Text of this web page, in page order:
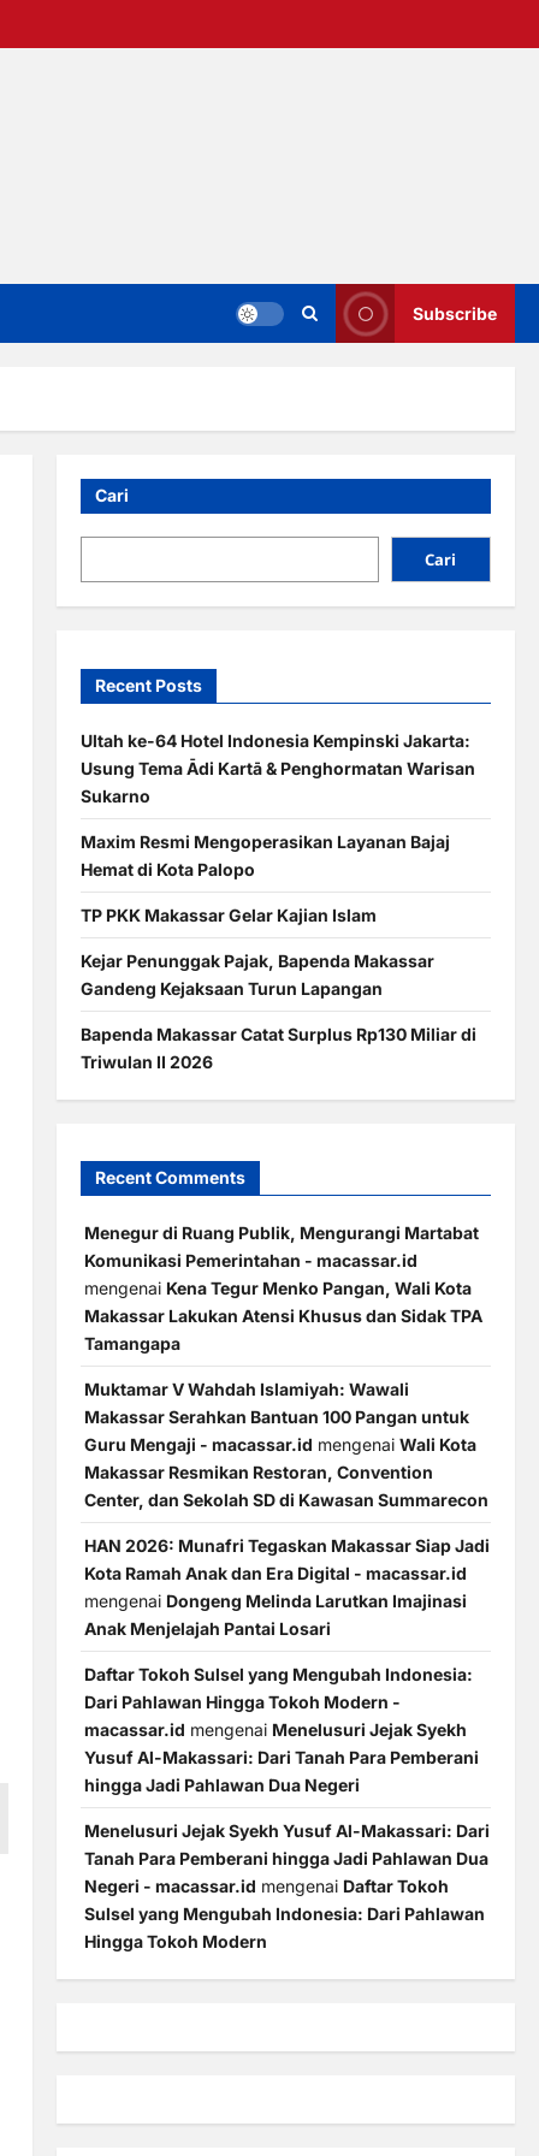
Subscribe
Cari
Cari
Recent Posts
Ultah ke-64 Hotel Indonesia Kempinski Jakarta:
Usung Tema Ādi Kartā & Penghormatan Warisan
Sukarno
Maxim Resmi Mengoperasikan Layanan Bajaj
Hemat di Kota Palopo
TP PKK Makassar Gelar Kajian Islam
Kejar Penunggak Pajak, Bapenda Makassar
Gandeng Kejaksaan Turun Lapangan
Bapenda Makassar Catat Surplus Rp130 Miliar di
Triwulan II 2026
Recent Comments
Menegur di Ruang Publik, Mengurangi Martabat
Komunikasi Pemerintahan - macassar.id
mengenai Kena Tegur Menko Pangan, Wali Kota
Makassar Lakukan Atensi Khusus dan Sidak TPA
Tamangapa
Muktamar V Wahdah Islamiyah: Wawali
Makassar Serahkan Bantuan 100 Pangan untuk
Guru Mengaji - macassar.id mengenai Wali Kota
Makassar Resmikan Restoran, Convention
Center, dan Sekolah SD di Kawasan Summarecon
HAN 2026: Munafri Tegaskan Makassar Siap Jadi
Kota Ramah Anak dan Era Digital - macassar.id
mengenai Dongeng Melinda Larutkan Imajinasi
Anak Menjelajah Pantai Losari
Daftar Tokoh Sulsel yang Mengubah Indonesia:
Dari Pahlawan Hingga Tokoh Modern -
macassar.id mengenai Menelusuri Jejak Syekh
Yusuf Al-Makassari: Dari Tanah Para Pemberani
hingga Jadi Pahlawan Dua Negeri
Menelusuri Jejak Syekh Yusuf Al-Makassari: Dari
Tanah Para Pemberani hingga Jadi Pahlawan Dua
Negeri - macassar.id mengenai Daftar Tokoh
Sulsel yang Mengubah Indonesia: Dari Pahlawan
Hingga Tokoh Modern